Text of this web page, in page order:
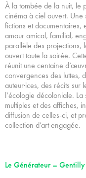
À la tombée de la nuit, le
cinéma à ciel ouvert. Une
fictions et documentaires,
amour amical, familial,
parallèle des projections,
ouvert toute la soirée.
réunit une centaine
convergences des luttes,
auteur·ices, des récits sur
l’écologie décoloniale.
multiples et des affiches,
diffusion de celles-ci, et
collection d’art engagée.
Le Générateur –